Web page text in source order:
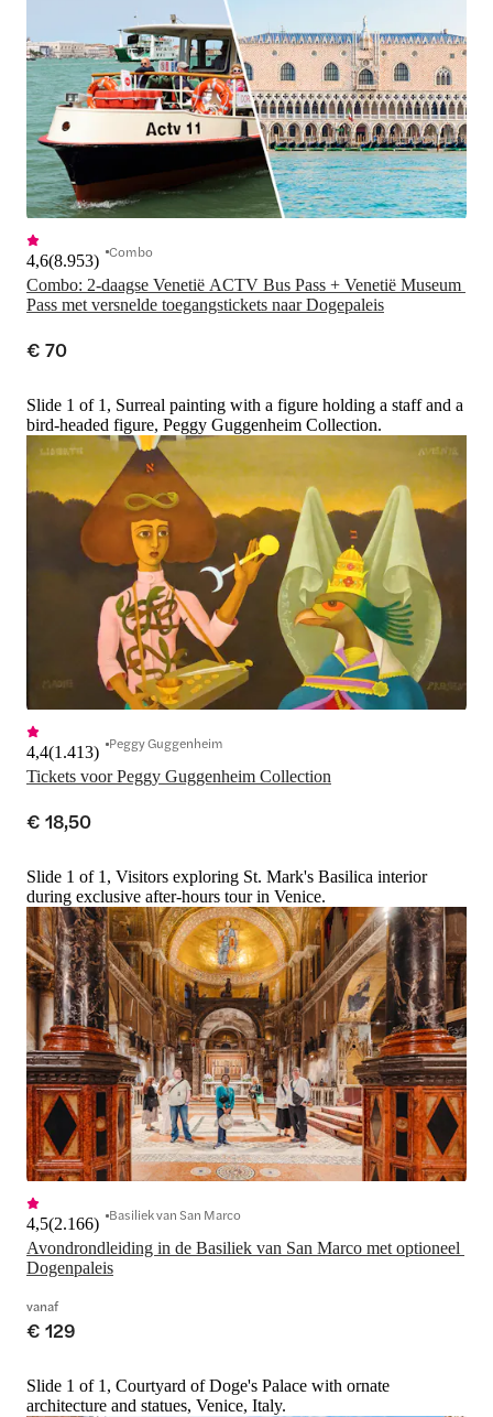
Combo: 2-daagse Venetië ACTV Bus Pass + Venetië Museum
Pass met versnelde toegangstickets naar Dogepaleis
4,6(8.953) Combo
€ 70
Slide 1 of 1, Surreal painting with a figure holding a staff and a
bird-headed figure, Peggy Guggenheim Collection.
Tickets voor Peggy Guggenheim Collection
4,4(1.413) Peggy Guggenheim
€ 18,50
Slide 1 of 1, Visitors exploring St. Mark's Basilica interior
during exclusive after-hours tour in Venice.
Avondrondleiding in de Basiliek van San Marco met optioneel
Dogenpaleis
4,5(2.166) Basiliek van San Marco
vanaf
€ 129
Slide 1 of 1, Courtyard of Doge's Palace with ornate
architecture and statues, Venice, Italy.